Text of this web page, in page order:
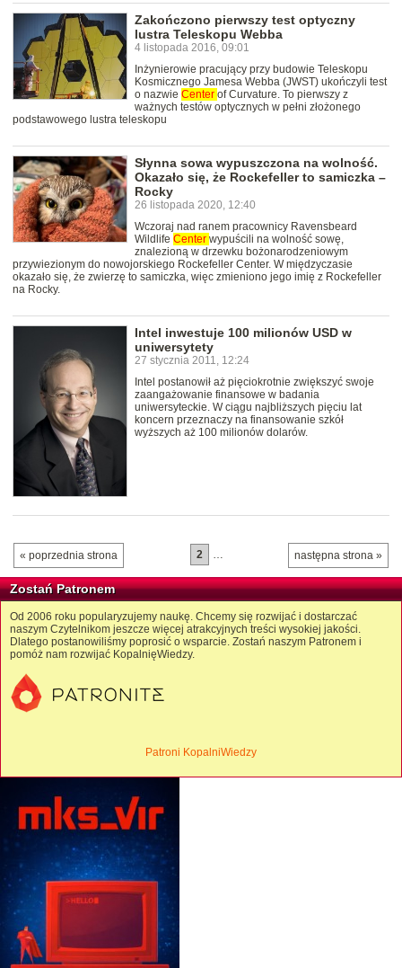
Zakończono pierwszy test optyczny
lustra Teleskopu Webba
4 listopada 2016, 09:01
Inżynierowie pracujący przy budowie Teleskopu
Kosmicznego Jamesa Webba (JWST) ukończyli test
o nazwie Center of Curvature. To pierwszy z
ważnych testów optycznych w pełni złożonego
podstawowego lustra teleskopu
Słynna sowa wypuszczona na wolność.
Okazało się, że Rockefeller to samiczka –
Rocky
26 listopada 2020, 12:40
Wczoraj nad ranem pracownicy Ravensbeard
Wildlife Center wypuścili na wolność sowę,
znalezioną w drzewku bożonarodzeniowym
przywiezionym do nowojorskiego Rockefeller Center. W międzyczasie
okazało się, że zwierzę to samiczka, więc zmieniono jego imię z Rockefeller
na Rocky.
Intel inwestuje 100 milionów USD w
uniwersytety
27 stycznia 2011, 12:24
Intel postanowił aż pięciokrotnie zwiększyć swoje
zaangażowanie finansowe w badania
uniwersyteckie. W ciągu najbliższych pięciu lat
koncern przeznaczy na finansowanie szkół
wyższych aż 100 milionów dolarów.
« poprzednia strona następna strona »
2 …
Zostań Patronem
Od 2006 roku popularyzujemy naukę. Chcemy się rozwijać i dostarczać
naszym Czytelnikom jeszcze więcej atrakcyjnych treści wysokiej jakości.
Dlatego postanowiliśmy poprosić o wsparcie. Zostań naszym Patronem i
pomóż nam rozwijać KopalnięWiedzy.
Patroni KopalniWiedzy